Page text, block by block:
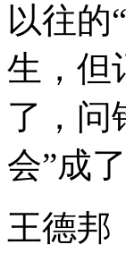
以往的
生，但
了，问
会”成
王德邦